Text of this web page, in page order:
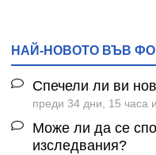
НАЙ-НОВОТО ВЪВ
Спечели ли ви
преди 34 дни, 15 часа
Може ли да се
изследвания?